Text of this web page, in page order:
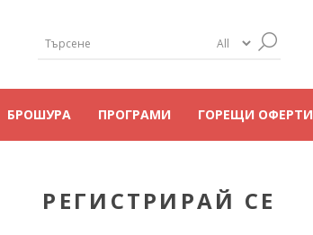
БРОШУРА ПРОГРАМИ ГОРЕЩИ ОФЕРТИ
РЕГИСТРИРАЙ СЕ